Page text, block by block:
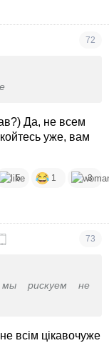
72
Да, не всем
уже, вам
5 1 3
73
рискуем не
всім цікавочуже